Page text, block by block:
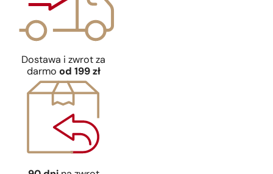
Dostawa i zwrot za
darmo od 199 zł